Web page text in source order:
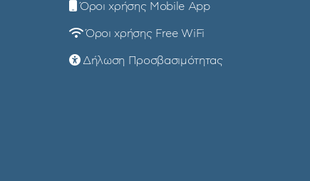
Όροι χρήσης Mobile App
Όροι χρήσης Free WiFi
Δήλωση Προσβασιμότητας